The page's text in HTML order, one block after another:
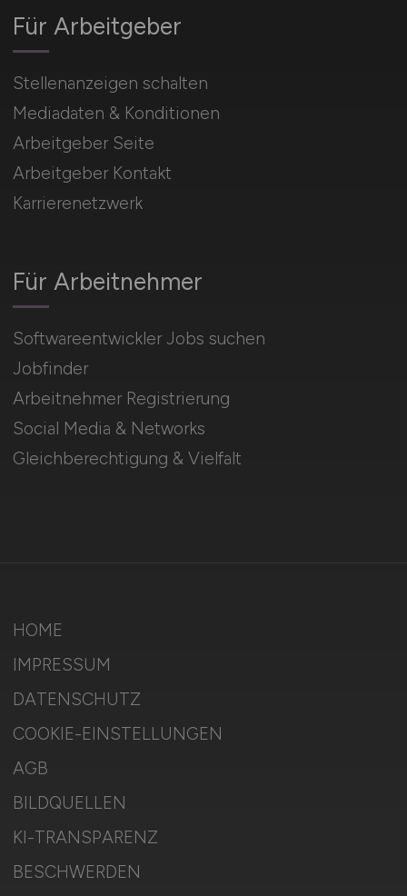
Für Arbeitnehmer
Softwareentwickler Jobs suchen
Jobfinder
Arbeitnehmer Registrierung
Social Media & Networks
Gleichberechtigung & Vielfalt
Für Arbeitgeber
Stellenanzeigen schalten
Mediadaten & Konditionen
Arbeitgeber Seite
Arbeitgeber Kontakt
Karrierenetzwerk
HOME
IMPRESSUM
DATENSCHUTZ
COOKIE-EINSTELLUNGEN
AGB
BILDQUELLEN
KI-TRANSPARENZ
BESCHWERDEN